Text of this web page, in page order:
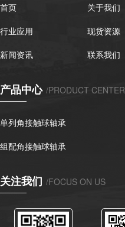
首页 关于我们
行业应用
现货资源
新闻资讯
联系我们
产品中心 /PRODUCT CENTER
单列角接触球轴承
组配角接触球轴承
关注我们 /FOCUS ON US